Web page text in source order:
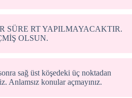
SÜRE RT YAPILMAYACAKTIR.
OLSUN.
sağ üst köşedeki üç noktadan
Anlamsız konular açmayınız.